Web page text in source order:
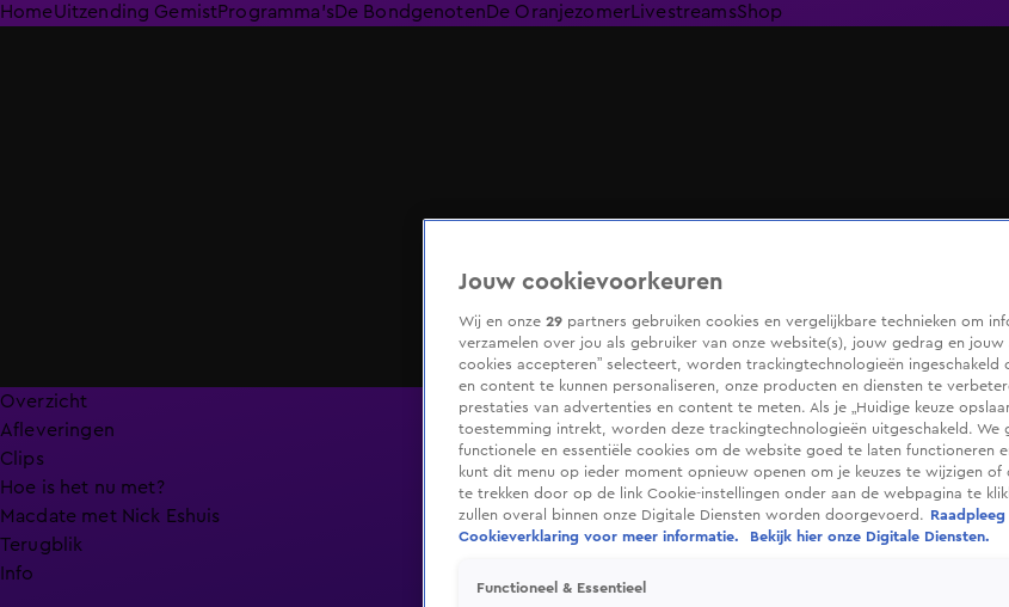
HomeUitzending GemistProgramma'sDe BondgenotenDe Oranjezomer LivestreamsShop
Overzicht
Afleveringen
Clips
Hoe is het nu met?
Macdate met Nick Eshuis
Terugblik
Info
Jouw cookievoorkeuren
Wij en onze 29 partners gebruiken cookies en vergelijkbare technieken om
verzamelen over jou als gebruiker van onze website(s), jouw gedrag en jouw
cookies accepteren” selecteert, worden trackingtechnologieën ingeschakeld
en content te kunnen personaliseren, onze producten en diensten te
prestaties van advertenties en content te meten. Als je „Huidige keuze
toestemming intrekt, worden deze trackingtechnologieën uitgeschakeld. We
functionele en essentiële cookies om de website goed te laten functioneren
kunt dit menu op ieder moment opnieuw openen om je keuzes te wijzigen of
te trekken door op de link Cookie-instellingen onder aan de webpagina te
zullen overal binnen onze Digitale Diensten worden doorgevoerd.
Raadpleeg
Cookieverklaring voor meer informatie.
Bekijk hier onze Digitale Diensten.
Functioneel & Essentieel